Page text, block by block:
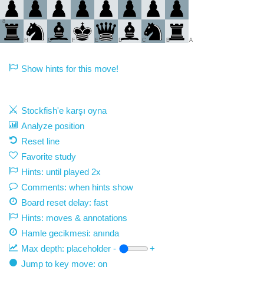
8
A
B
C
D
E
F
G
H
Show hints for this move!
Stockfish'e karşı oyna
Analyze position
Reset line
Favorite study
Hints: until played 2x
Comments: when hints show
Board reset delay: fast
Hints: moves & annotations
Hamle gecikmesi: anında
Max depth: placeholder -
+
Jump to key move: on